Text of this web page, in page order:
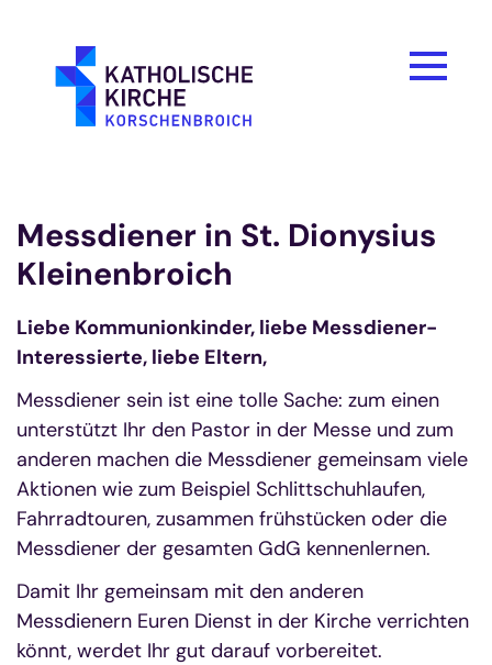
Messdiener in St. Dionysius
Kleinenbroich
Liebe Kommunionkinder, liebe Messdiener-
Interessierte, liebe Eltern,
Messdiener sein ist eine tolle Sache: zum einen
unterstützt Ihr den Pastor in der Messe und zum
anderen machen die Messdiener gemeinsam viele
Aktionen wie zum Beispiel Schlittschuhlaufen,
Fahrradtouren, zusammen frühstücken oder die
Messdiener der gesamten GdG kennenlernen.
Damit Ihr gemeinsam mit den anderen
Messdienern Euren Dienst in der Kirche verrichten
könnt, werdet Ihr gut darauf vorbereitet.